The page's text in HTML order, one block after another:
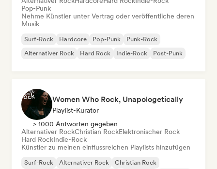
Pop-Punk
Nehme Künstler unter Vertrag oder veröffentliche deren
Musik
Surf-Rock Hardcore Pop-Punk
Punk-Rock
Alternativer Rock
Hard Rock Indie-Rock Post-Punk
Women Who Rock, Unapologetically
Playlist-Kurator
> 1000 Antworten gegeben
Alternativer RockChristian RockElektronischer Rock
Hard RockIndie-Rock
Künstler zu meinen einflussreichen Playlists hinzufügen
Surf-Rock Alternativer Rock
Christian Rock